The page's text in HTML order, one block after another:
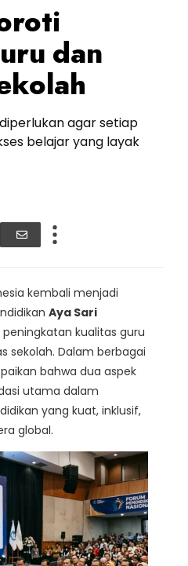
dan
agar setiap
belajar yang layak
kembali menjadi
Aya Sari
kualitas guru
sekolah. Dalam berbagai
bahwa dua aspek
utama dalam
yang kuat, inklusif,
global.